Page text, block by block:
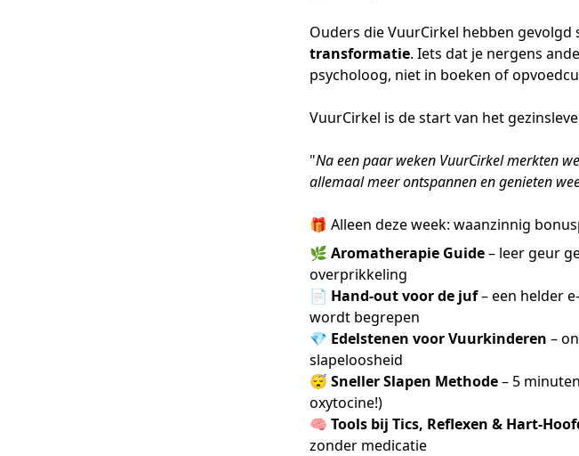
Ouders die VuurCirkel hebben gevolgd
transformatie. Iets dat je nergens
psycholoog, niet in boeken of
VuurCirkel is de start van het
"Na een paar weken VuurCirkel merkten
allemaal meer ontspannen en genieten
🎁 Alleen deze week: waanzinnig
🌿 Aromatherapie Guide– leer geur
overprikkeling
📄 Hand-out voor de juf– een helder
wordt begrepen
💎 Edelstenen voor Vuurkinderen –
slapeloosheid
😴 Sneller Slapen Methode– 5
oxytocine!)
🧠 Tools bij Tics, Reflexen & Hart-
zonder medicatie